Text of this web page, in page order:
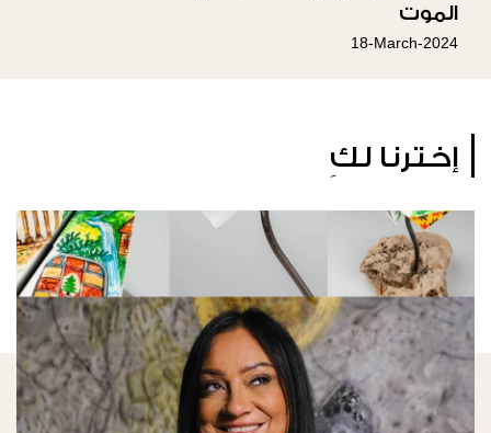
الموت
18-March-2024
إخترنا لكِ